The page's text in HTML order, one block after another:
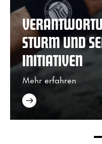
STURM UND
INITIATIVEN
Mehr erfahren